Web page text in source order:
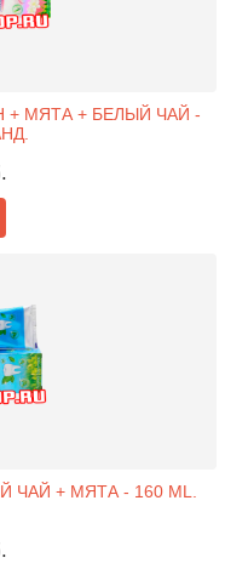
+ МЯТА + БЕЛЫЙ ЧАЙ -
ЧАЙ + МЯТА - 160 ML.